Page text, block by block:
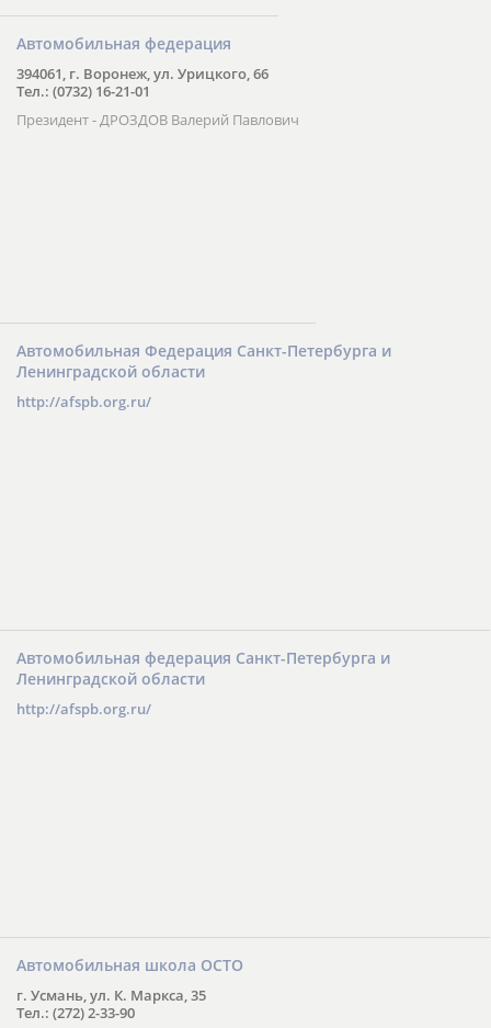
Автомобильная федерация
394061, г. Воронеж, ул. Урицкого, 66
Тел.: (0732) 16-21-01
Президент - ДРОЗДОВ Валерий Павлович
Автомобильная Федерация Санкт-Петербурга и
Ленинградской области
http://afspb.org.ru/
Автомобильная федерация Санкт-Петербурга и
Ленинградской области
http://afspb.org.ru/
Автомобильная школа ОСТО
г. Усмань, ул. К. Маркса, 35
Тел.: (272) 2-33-90